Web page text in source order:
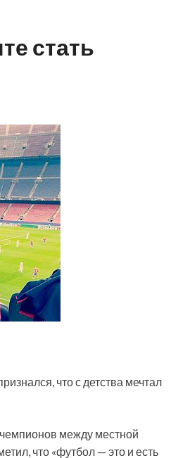
стать
что с детства мечтал
между местной
что «футбол — это и есть